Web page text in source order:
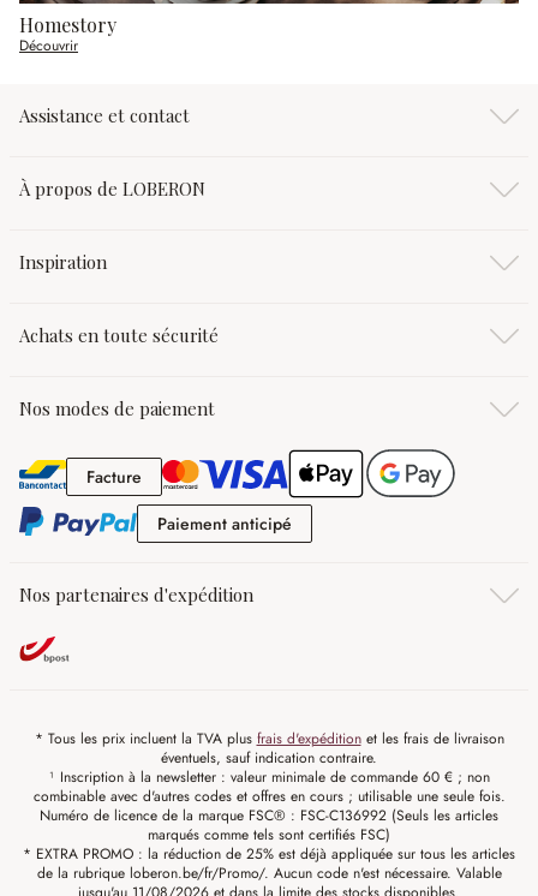
Homestory
Découvrir
Assistance et contact
À propos de LOBERON
Inspiration
Achats en toute sécurité
Nos modes de paiement
FactureFacture
Paiement anticipé
Nos partenaires d'expédition
* Tous les prix incluent la TVA plus frais d'expéditionet les frais de livraison
éventuels, sauf indication contraire.
¹ Inscription à la newsletter : valeur minimale de commande 60 € ; non
combinable avec d'autres codes et offres en cours ; utilisable une seule fois.
Numéro de licence de la marque FSC® : FSC-C136992 (Seuls les articles
marqués comme tels sont certifiés FSC)
* EXTRA PROMO : la réduction de 25% est déjà appliquée sur tous les articles
de la rubrique loberon.be/fr/Promo/. Aucun code n'est nécessaire. Valable